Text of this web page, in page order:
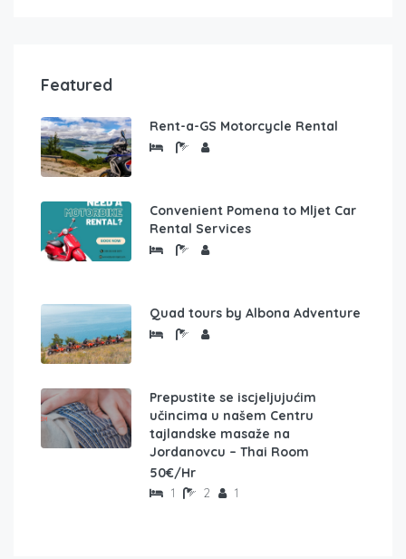
Featured
Rent-a-GS Motorcycle Rental
Convenient Pomena to Mljet Car
Rental Services
Quad tours by Albona Adventure
Prepustite se iscjeljujućim
učincima u našem Centru
tajlandske masaže na
Jordanovcu – Thai Room
50€/Hr
1 2 1